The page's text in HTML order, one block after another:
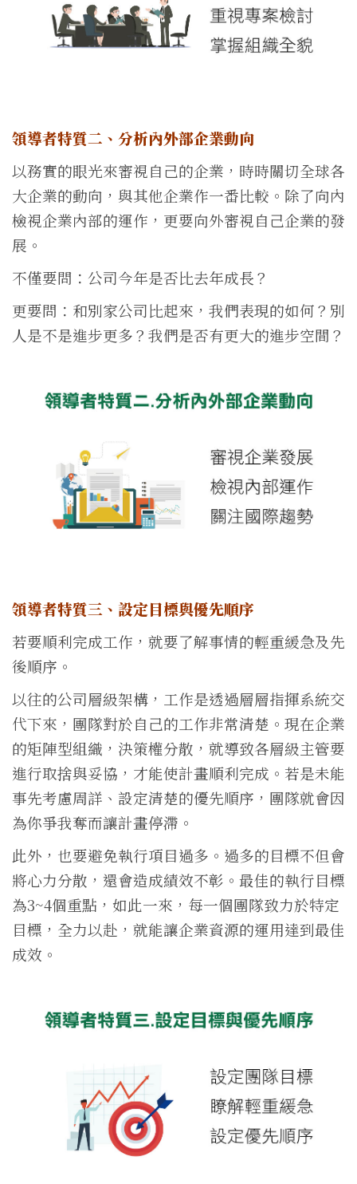
領導者特質二、分析內外部企業動向
以務實的眼光來審視自己的企業，時時關切全球各
大企業的動向，與其他企業作一番比較。除了向內
檢視企業內部的運作，更要向外審視自己企業的發
展。
不僅要問：公司今年是否比去年成長？
更要問：和別家公司比起來，我們表現的如何？別
人是不是進步更多？我們是否有更大的進步空間？
領導者特質三、設定目標與優先順序
若要順利完成工作，就要了解事情的輕重緩急及先
後順序。
以往的公司層級架構，工作是透過層層指揮系統交
代下來，團隊對於自己的工作非常清楚。現在企業
的矩陣型組織，決策權分散，就導致各層級主管要
進行取捨與妥協，才能使計畫順利完成。若是未能
事先考慮周詳、設定清楚的優先順序，團隊就會因
為你爭我奪而讓計畫停滯。
此外，也要避免執行項目過多。過多的目標不但會
將心力分散，還會造成績效不彰。最佳的執行目標
為3~4個重點，如此一來，每一個團隊致力於特定
目標，全力以赴，就能讓企業資源的運用達到最佳
成效。